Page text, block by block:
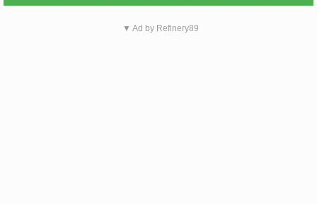
▼ Ad by Refinery89